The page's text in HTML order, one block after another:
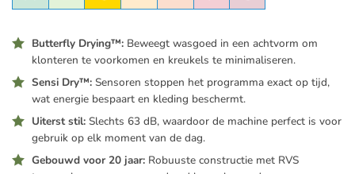
Butterfly Drying™: Beweegt wasgoed in een achtvorm om
klonteren te voorkomen en kreukels te minimaliseren.
Sensi Dry™: Sensoren stoppen het programma exact op tijd,
wat energie bespaart en kleding beschermt.
Uiterst stil: Slechts 63 dB, waardoor de machine perfect is voor
gebruik op elk moment van de dag.
Gebouwd voor 20 jaar: Robuuste constructie met RVS